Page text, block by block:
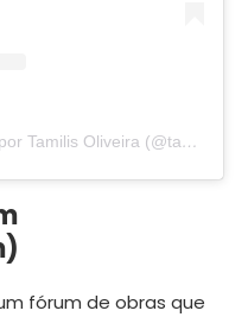
Uma publicação compartilhada por Tamilis Oliveira (@tamilustras)
fórum de obras que